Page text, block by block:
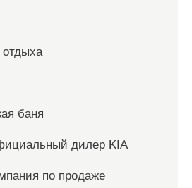
отдыха
баня
дилер KIA
по продаже